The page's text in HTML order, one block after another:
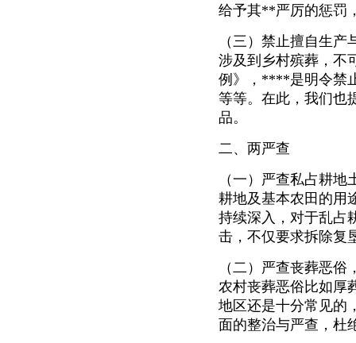
给予其**严厉的惩罚
（三）禁止擅自生
涉及到乡村殡葬，不
例》，****是明令禁
等等。在此，我们也
品。
二、两严查
（一）严查私占耕
耕地及基本农田的用
持续深入，对于乱占
击，不仅要求拆除复
（二）严查丧葬恶俗
农村丧葬恶俗比如厚
地区还是十分常见的
面的整治与严查，杜